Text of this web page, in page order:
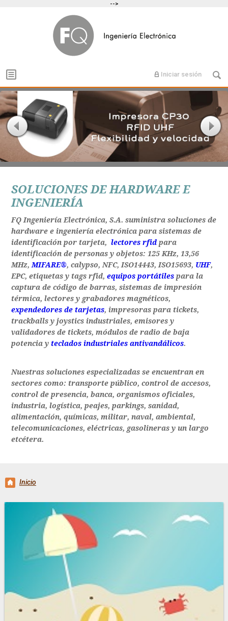
-->
Iniciar sesión
SOLUCIONES DE HARDWARE E
INGENIERÍA
FQ Ingeniería Electrónica, S.A. suministra soluciones de
hardware e ingeniería electrónica para sistemas de
identificación por tarjeta,lectores rfid para
identificación de personas y objetos: 125 KHz, 13,56
MHz, MIFARE®, calypso, NFC, ISO14443, ISO15693, UHF,
EPC, etiquetas y tags rfid,equipos portátiles para la
captura de código de barras, sistemas de impresión
térmica, lectores y grabadores magnéticos,
expendedores de tarjetas, impresoras para tickets,
trackballs y joystics industriales, emisores y
validadores de tickets, módulos de radio de baja
potencia y teclados industriales antivandálicos.
Nuestras soluciones especializadas se encuentran en
sectores como: transporte público, control de accesos,
control de presencia, banca, organismos oficiales,
industria, logística, peajes, parkings, sanidad,
alimentación, químicas, militar, naval, ambiental,
telecomunicaciones, eléctricas, gasolineras y un largo
etcétera.
Inicio